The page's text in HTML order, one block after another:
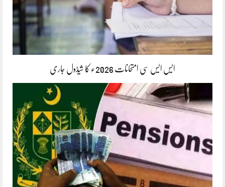
ایس ایس سی امتحانات 2026ء کا شیڈول جاری